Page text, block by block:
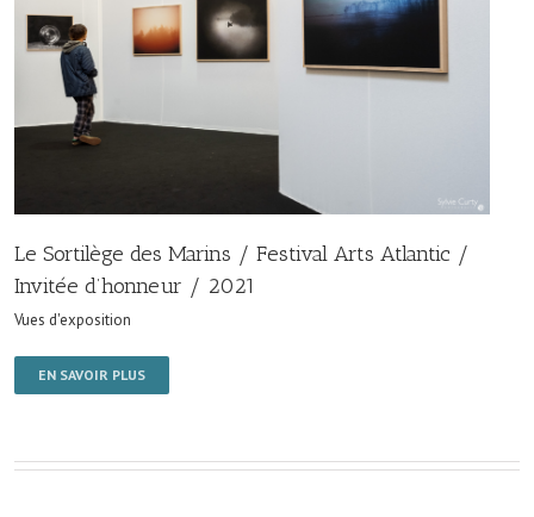
Le Sortilège des Marins / Festival Arts Atlantic /
Invitée d’honneur / 2021
Vues d'exposition
EN SAVOIR PLUS